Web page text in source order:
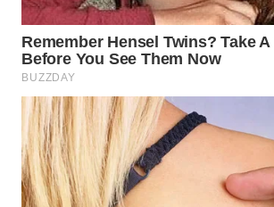
WN
LABUHANBATU
WN
TAPANULI
TENGAH
WN DELI
SERDANG